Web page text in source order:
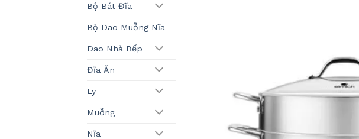
Bộ Bát Đĩa
Bộ Dao Muỗng Nĩa
Dao Nhà Bếp
Đĩa Ăn
Ly
Muỗng
Nĩa